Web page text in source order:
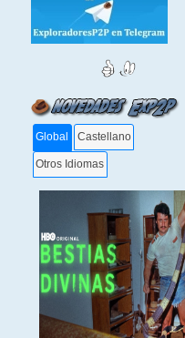
Global Castellano
Otros Idiomas